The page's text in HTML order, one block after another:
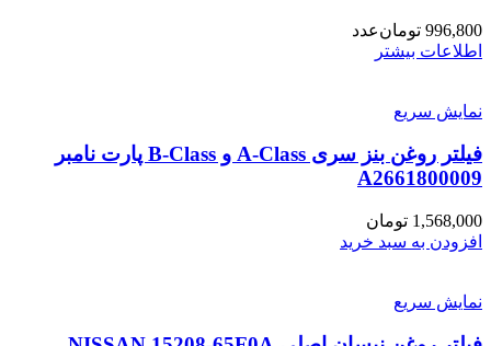
996,800 تومانعدد
اطلاعات بیشتر
نمایش سریع
فیلتر روغن بنز سری A-Class و B-Class پارت نامبر
A2661800009
1,568,000 تومان
افزودن به سبد خرید
نمایش سریع